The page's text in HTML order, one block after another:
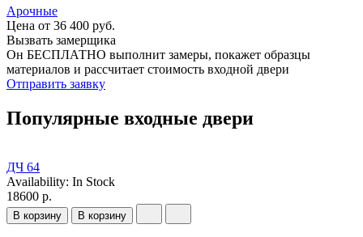
Арочные
Цена от 36 400 руб.
Вызвать замерщика
Он БЕСПЛАТНО выполнит замеры, покажет образцы
материалов и рассчитает стоимость входной двери
Отправить заявку
Популярные входные двери
ДЧ 64
Availability: In Stock
18600 р.
В корзину В корзину